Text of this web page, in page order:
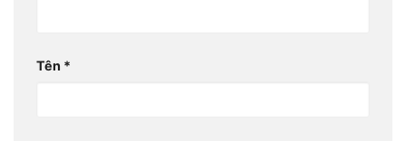
Tên *